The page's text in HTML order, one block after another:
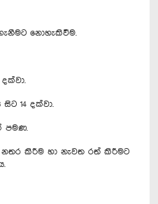
නොහැකිවීම.
දක්වා.
හා නැවත රත් කිරීමට